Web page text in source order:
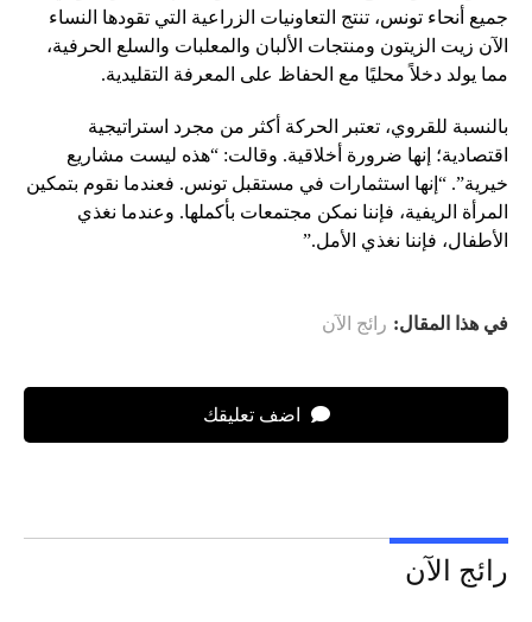
جميع أنحاء تونس، تنتج التعاونيات الزراعية التي تقودها النساء
الآن زيت الزيتون ومنتجات الألبان والمعلبات والسلع الحرفية،
مما يولد دخلاً محليًا مع الحفاظ على المعرفة التقليدية.
بالنسبة للقروي، تعتبر الحركة أكثر من مجرد استراتيجية
اقتصادية؛ إنها ضرورة أخلاقية. وقالت: “هذه ليست مشاريع
خيرية”. “إنها استثمارات في مستقبل تونس. فعندما نقوم بتمكين
المرأة الريفية، فإننا نمكن مجتمعات بأكملها. وعندما نغذي
الأطفال، فإننا نغذي الأمل.”
في هذا المقال: رائج الآن
اضف تعليقك
رائج الآن